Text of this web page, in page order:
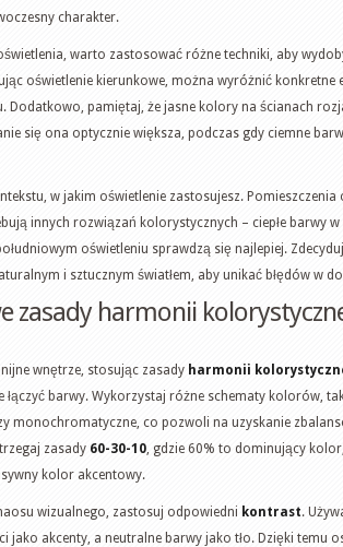
charakter.
warto zastosować różne techniki, aby
oświetlenie kierunkowe, można wyróżnić konkretne
Dodatkowo, pamiętaj, że jasne kolory na ścianach
się ona optycznie większa, podczas gdy ciemne
w jakim oświetlenie zastosujesz. Pomieszczenia
innych rozwiązań kolorystycznych – ciepłe barwy
oświetleniu sprawdzą się najlepiej.
i sztucznym światłem, aby unikać błędów w
zasady harmonii
wnętrze, stosując zasady harmonii
łączyć barwy. Wykorzystaj różne schematy kolorów,
monochromatyczne, co pozwoli na uzyskanie
zasady 60-30-10, gdzie 60% to dominujący
kolor akcentowy.
wizualnego, zastosuj odpowiedni kontrast.
jako akcenty, a neutralne barwy jako tło. Dzięki temu